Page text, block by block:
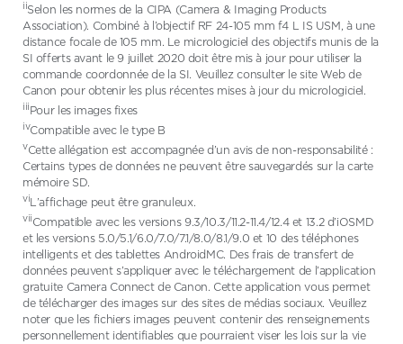
iiSelon les normes de la CIPA (Camera & Imaging Products
Association). Combiné à l’objectif RF 24-105 mm f4 L IS USM, à une
distance focale de 105 mm. Le micrologiciel des objectifs munis de la
SI offerts avant le 9 juillet 2020 doit être mis à jour pour utiliser la
commande coordonnée de la SI. Veuillez consulter le site Web de
Canon pour obtenir les plus récentes mises à jour du micrologiciel.
iii Pour les images fixes
ivCompatible avec le type B
vCette allégation est accompagnée d’un avis de non-responsabilité :
Certains types de données ne peuvent être sauvegardés sur la carte
mémoire SD.
viL’affichage peut être granuleux.
viiCompatible avec les versions 9.3/10.3/11.2-11.4/12.4 et 13.2 d’iOSMD
et les versions 5.0/5.1/6.0/7.0/7.1/8.0/8.1/9.0 et 10 des téléphones
intelligents et des tablettes AndroidMC. Des frais de transfert de
données peuvent s’appliquer avec le téléchargement de l’application
gratuite Camera Connect de Canon. Cette application vous permet
de télécharger des images sur des sites de médias sociaux. Veuillez
noter que les fichiers images peuvent contenir des renseignements
personnellement identifiables que pourraient viser les lois sur la vie